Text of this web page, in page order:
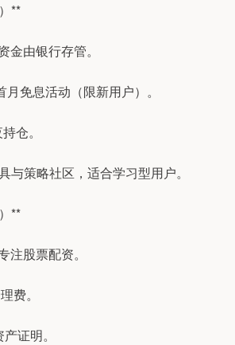
**
金由银行存管。
免息活动（限新用户）。
仓。
与策略社区，适合学习型用户。
**
注股票配资。
费。
证明。